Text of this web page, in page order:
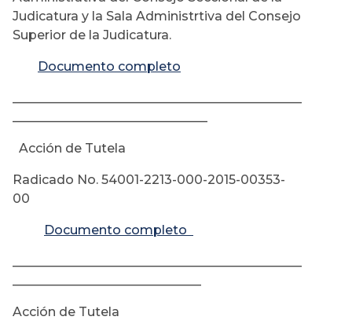
Judicatura y la Sala Administrtiva del Consejo
Superior de la Judicatura.
Documento completo
Acción de Tutela
Radicado No. 54001-2213-000-2015-00353-
00
Documento completo
Acción de Tutela